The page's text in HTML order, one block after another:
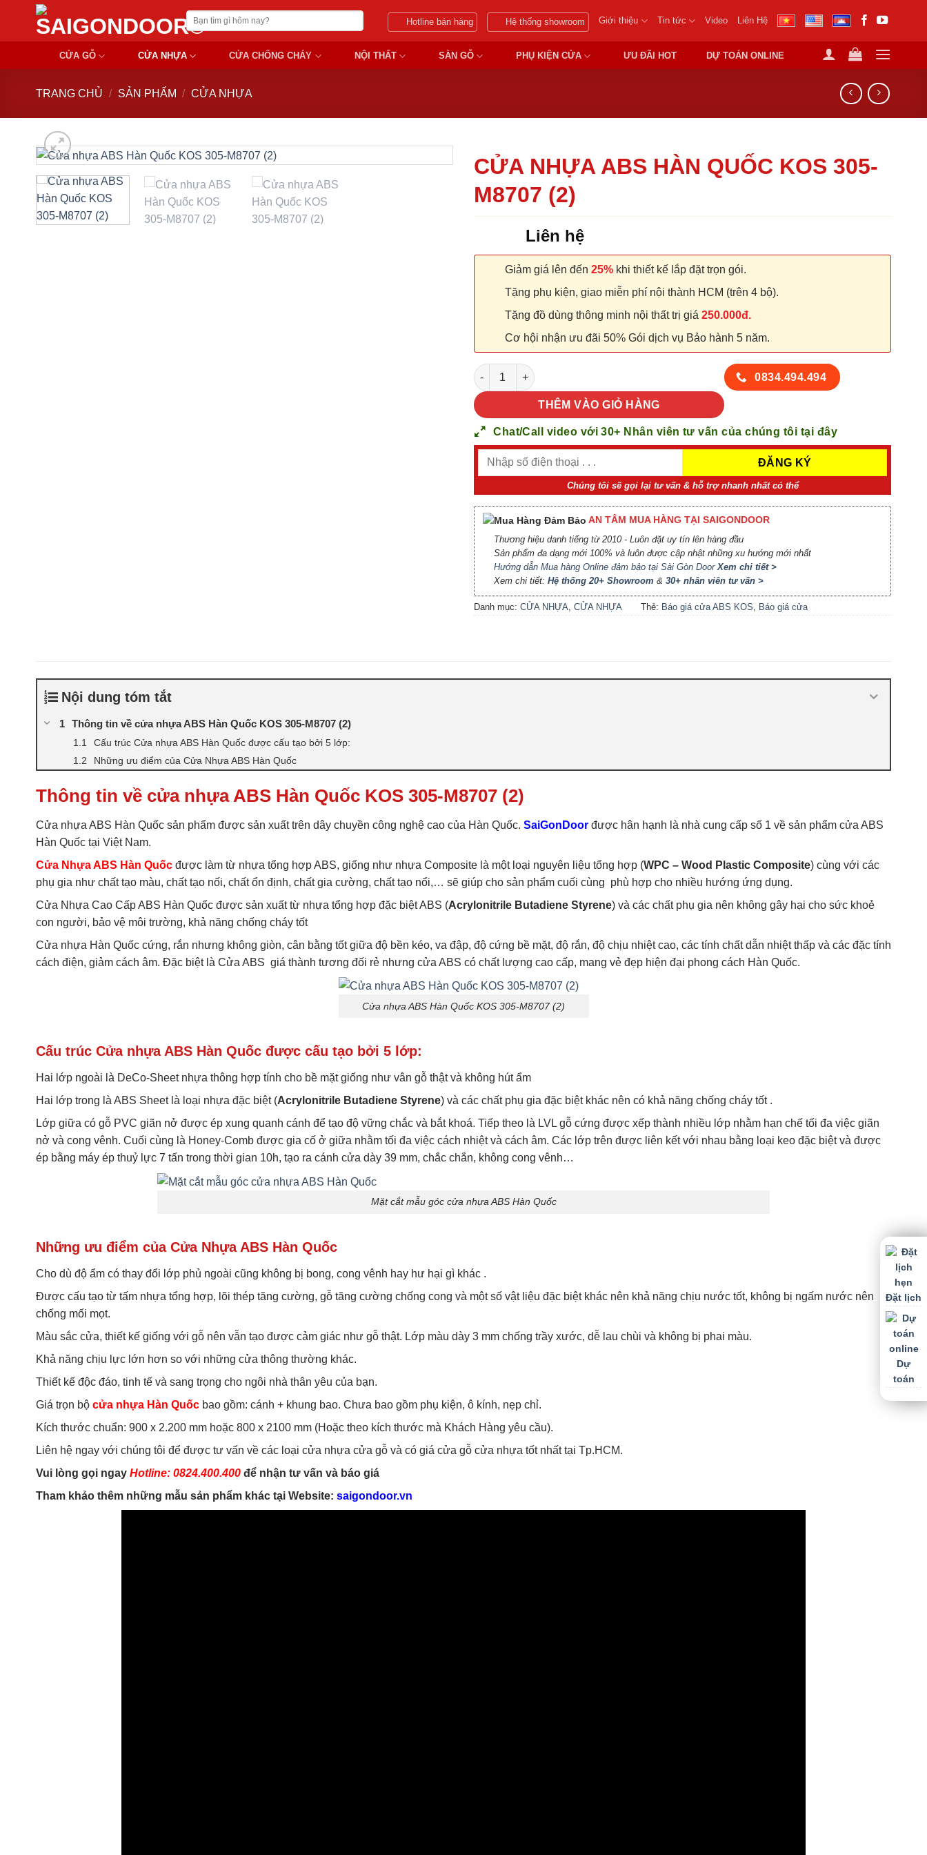
Chuyển
nội
Tìm
kiếm:
Hotline bán hàng Hệ thống showroom Giới thiệu Tin tức Video Liên Hệ
CỬA GỖ CỬA NHỰA CỬA CHỐNG CHÁY NỘI THẤT SÀN GỖ PHỤ KIỆN CỬA ƯU ĐÃI HOT DỰ TOÁN ONLINE
TRANG CHỦ / SẢN PHẨM / CỬA NHỰA
CỬA NHỰA ABS HÀN QUỐC KOS 305-
M8707 (2)
Liên hệ
Giảm giá lên đến 25% khi thiết kế lắp đặt trọn gói.
Tặng phụ kiện, giao miễn phí nội thành HCM (trên 4 bộ).
Tặng đồ dùng thông minh nội thất trị giá 250.000đ.
Cơ hội nhận ưu đãi 50% Gói dịch vụ Bảo hành 5 năm.
CỬA NHỰA ABS HÀN QUỐC KOS 305-M8707 (2) số lượng
THÊM VÀO GIỎ HÀNG
0834.494.494
Chat/Call video với 30+ Nhân viên tư vấn của chúng tôi tại đây
Chúng tôi sẽ gọi lại tư vấn & hỗ trợ nhanh nhất có thể
AN TÂM MUA HÀNG TẠI SAIGONDOOR
Thương hiệu danh tiếng từ 2010 - Luôn đặt uy tín lên hàng đầu
Sản phẩm đa dạng mới 100% và luôn được cập nhật những xu hướng mới nhất
Hướng dẫn Mua hàng Online đảm bảo tại Sài Gòn DoorXem chi tiết >
Xem chi tiết: Hệ thống 20+ Showroom & 30+ nhân viên tư vấn >
Danh mục: CỬA NHỰA, CỬA NHỰA
Thẻ: Báo giá cửa ABS KOS, Báo giá cửa
Vĩnh,Cửa nhựa ABS Hàn Quốc tại
Nội dung tóm tắt
Thông tin về cửa nhựa ABS Hàn Quốc KOS 305-M8707 (2)
Cấu trúc Cửa nhựa ABS Hàn Quốc được cấu tạo bởi 5 lớp:
Những ưu điểm của Cửa Nhựa ABS Hàn Quốc
Thông tin về cửa nhựa ABS Hàn Quốc KOS 305-M8707 (2)
Cửa nhựa ABS Hàn Quốc sản phẩm được sản xuất trên dây chuyền công nghệ cao của Hàn Quốc. SaiGonDoor được hân hạnh là nhà cung cấp số 1 về sản phẩm cửa ABS
Hàn Quốc tại Việt Nam.
Cửa Nhựa ABS Hàn Quốc được làm từ nhựa tổng hợp ABS, giống như nhựa Composite là một loại nguyên liệu tổng hợp (WPC – Wood Plastic Composite) cùng với các
phụ gia như chất tạo màu, chất tạo nối, chất ổn định, chất gia cường, chất tạo nổi,… sẽ giúp cho sản phẩm cuối cùng phù hợp cho nhiều hướng ứng dụng.
Cửa Nhựa Cao Cấp ABS Hàn Quốc được sản xuất từ nhựa tổng hợp đặc biệt ABS (Acrylonitrile Butadiene Styrene) và các chất phụ gia nên không gây hại cho sức khoẻ
con người, bảo vệ môi trường, khả năng chống cháy tốt
Cửa nhựa Hàn Quốc cứng, rắn nhưng không giòn, cân bằng tốt giữa độ bền kéo, va đập, độ cứng bề mặt, độ rắn, độ chịu nhiệt cao, các tính chất dẫn nhiệt thấp và các đặc tính
cách điện, giảm cách âm. Đặc biệt là Cửa ABS giá thành tương đối rẻ nhưng cửa ABS có chất lượng cao cấp, mang vẻ đẹp hiện đại phong cách Hàn Quốc.
Cửa nhựa ABS Hàn Quốc KOS 305-M8707 (2)
Cấu trúc Cửa nhựa ABS Hàn Quốc được cấu tạo bởi 5 lớp:
Hai lớp ngoài là DeCo-Sheet nhựa thông hợp tính cho bề mặt giống như vân gỗ thật và không hút ẩm
Hai lớp trong là ABS Sheet là loại nhựa đặc biệt (Acrylonitrile Butadiene Styrene) và các chất phụ gia đặc biệt khác nên có khả năng chống cháy tốt .
Lớp giữa có gỗ PVC giãn nở được ép xung quanh cánh để tạo độ vững chắc và bắt khoá. Tiếp theo là LVL gỗ cứng được xếp thành nhiều lớp nhằm hạn chế tối đa việc giãn
nở và cong vênh. Cuối cùng là Honey-Comb được gia cố ở giữa nhằm tối đa việc cách nhiệt và cách âm. Các lớp trên được liên kết với nhau bằng loại keo đặc biệt và được
ép bằng máy ép thuỷ lực 7 tấn trong thời gian 10h, tạo ra cánh cửa dày 39 mm, chắc chắn, không cong vênh…
Mặt cắt mẫu góc cửa nhựa ABS Hàn Quốc
Những ưu điểm của Cửa Nhựa ABS Hàn Quốc
Cho dù độ ẩm có thay đổi lớp phủ ngoài cũng không bị bong, cong vênh hay hư hại gì khác .
Được cấu tạo từ tấm nhựa tổng hợp, lõi thép tăng cường, gỗ tăng cường chống cong và một số vật liệu đặc biệt khác nên khả năng chịu nước tốt, không bị ngấm nước nên
chống mối mọt.
Màu sắc cửa, thiết kế giống với gỗ nên vẫn tạo được cảm giác như gỗ thật. Lớp màu dày 3 mm chống trầy xước, dễ lau chùi và không bị phai màu.
Khả năng chịu lực lớn hơn so với những cửa thông thường khác.
Thiết kế độc đáo, tinh tế và sang trọng cho ngôi nhà thân yêu của bạn.
Giá trọn bộ cửa nhựa Hàn Quốc bao gồm: cánh + khung bao. Chưa bao gồm phụ kiện, ô kính, nẹp chỉ.
Kích thước chuẩn: 900 x 2.200 mm hoặc 800 x 2100 mm (Hoặc theo kích thước mà Khách Hàng yêu cầu).
Liên hệ ngay với chúng tôi để được tư vấn về các loại cửa nhựa cửa gỗ và có giá cửa gỗ cửa nhựa tốt nhất tại Tp.HCM.
Vui lòng gọi ngay Hotline: 0824.400.400 để nhận tư vấn và báo giá
Tham khảo thêm những mẫu sản phẩm khác tại Website: saigondoor.vn
Đặt lịch
Dự
toán